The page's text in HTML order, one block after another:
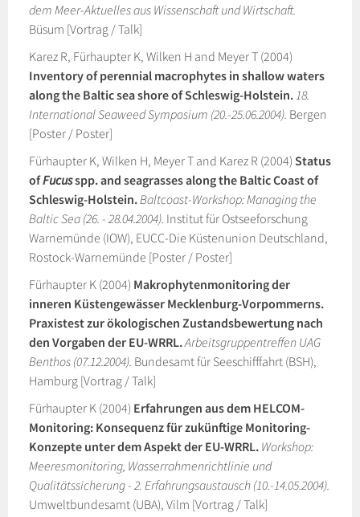
dem Meer-Aktuelles aus Wissenschaft und Wirtschaft.
Büsum [Vortrag / Talk]
Karez R, Fürhaupter K, Wilken H and Meyer T (2004)
Inventory of perennial macrophytes in shallow waters
along the Baltic sea shore of Schleswig-Holstein.18.
International Seaweed Symposium (20.-25.06.2004). Bergen
[Poster / Poster]
Fürhaupter K, Wilken H, Meyer T and Karez R (2004) Status
ofFucusspp. and seagrasses along the Baltic Coast of
Schleswig-Holstein.Baltcoast-Workshop: Managing the
Baltic Sea (26. - 28.04.2004). Institut für Ostseeforschung
Warnemünde (IOW), EUCC-Die Küstenunion Deutschland,
Rostock-Warnemünde [Poster / Poster]
Fürhaupter K (2004) Makrophytenmonitoring der
inneren Küstengewässer Mecklenburg-Vorpommerns.
Praxistest zur ökologischen Zustandsbewertung nach
den Vorgaben der EU-WRRL.Arbeitsgruppentreffen UAG
Benthos (07.12.2004). Bundesamt für Seeschifffahrt (BSH),
Hamburg [Vortrag / Talk]
Fürhaupter K (2004) Erfahrungen aus dem HELCOM-
Monitoring: Konsequenz für zukünftige Monitoring-
Konzepte unter dem Aspekt der EU-WRRL. Workshop:
Meeresmonitoring, Wasserrahmenrichtlinie und
Qualitätssicherung - 2. Erfahrungsaustausch (10.-14.05.2004).
Umweltbundesamt (UBA), Vilm [Vortrag / Talk]